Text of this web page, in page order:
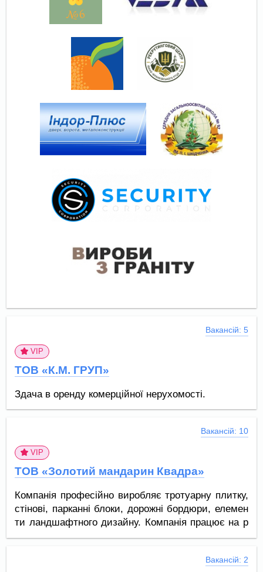
Вакансій: 5
VIP
ТОВ «К.М. ГРУП»
Здача в оренду комерційної нерухомості.
Вакансій: 10
VIP
ТОВ «Золотий мандарин Квадра»
Компанія професійно виробляє тротуарну плитку,
стінові, парканні блоки, дорожні бордюри, елемен
ти ландшафтного дизайну. Компанія працює на р
инку України більше 15 років і за цей час зареком
Вакансій: 2